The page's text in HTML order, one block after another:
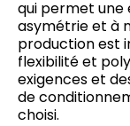
qui permet
asymétrie et à
production est
flexibilité et
exigences et
de
choisi.